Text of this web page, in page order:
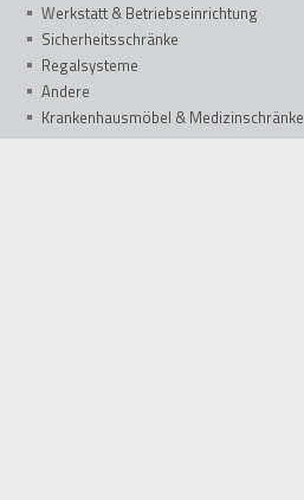
Werkstatt & Betriebseinrichtung
Sicherheitsschränke
Regalsysteme
Andere
Krankenhausmöbel & Medizinschränke